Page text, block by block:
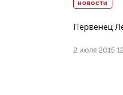
НОВОСТИ
Первенец
2 июля 2015